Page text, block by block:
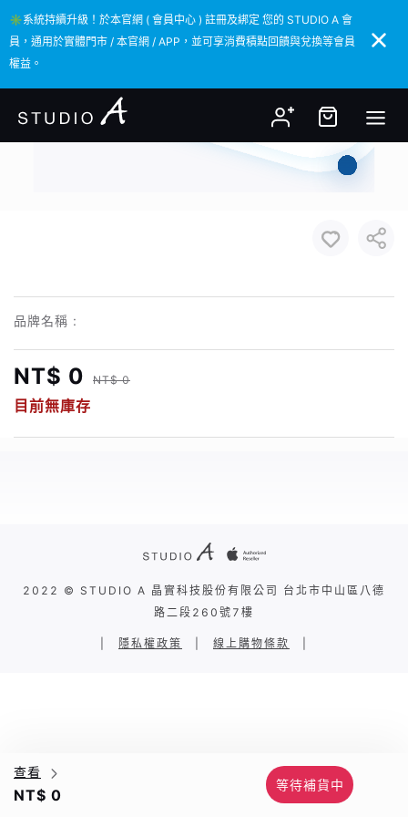
✳️系統持續升級！於本官網 ( 會員中心 ) 註冊及綁定 您的 STUDIO A 會
員，通用於實體門市 / 本官網 / APP，並可享消費積點回饋與兌換等會員
權益。
✳️系統持續升級！於本官網 ( 會員中心 ) 註冊及綁定 您的 STUDIO A 會
員，通用於實體門市 / 本官網 / APP，並可享消費積點回饋與兌換等會員
權益。
品牌名稱 :
NT$ 0 NT$ 0
目前無庫存
查看
NT$ 0
等待補貨中
2022 © STUDIO A 晶實科技股份有限公司 台北市中山區八德
路二段260號7樓
隱私權政策 線上購物條款